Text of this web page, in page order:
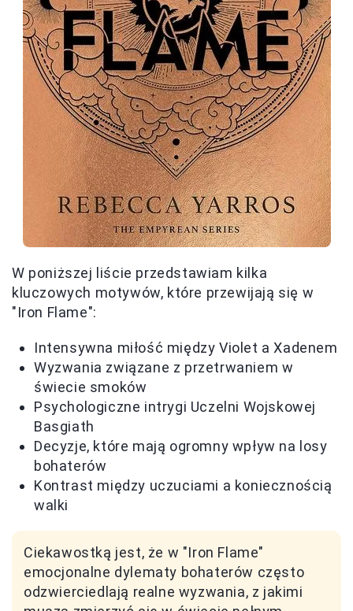
W poniższej liście przedstawiam kilka
kluczowych motywów, które przewijają się w
"Iron Flame":
Intensywna miłość między Violet a Xadenem
Wyzwania związane z przetrwaniem w
świecie smoków
Psychologiczne intrygi Uczelni Wojskowej
Basgiath
Decyzje, które mają ogromny wpływ na losy
bohaterów
Kontrast między uczuciami a koniecznością
walki
Ciekawostką jest, że w "Iron Flame"
emocjonalne dylematy bohaterów często
odzwierciedlają realne wyzwania, z jakimi